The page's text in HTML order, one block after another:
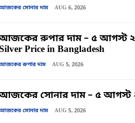
সোনার দাম AUG 6, 2026
রুপার দাম – ৫ আগস্ট
Price in Bangladesh
রুপার দাম AUG 5, 2026
সোনার দাম – ৫ আগস্ট
সোনার দাম AUG 5, 2026